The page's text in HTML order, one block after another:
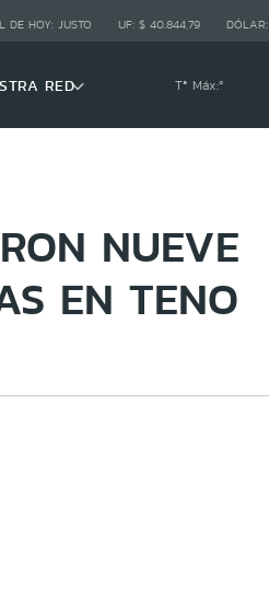
DE HOY: JUSTO UF: $ 40.844,79 DÓLAR:
RED Tª Máx:º
NUEVE
EN TENO